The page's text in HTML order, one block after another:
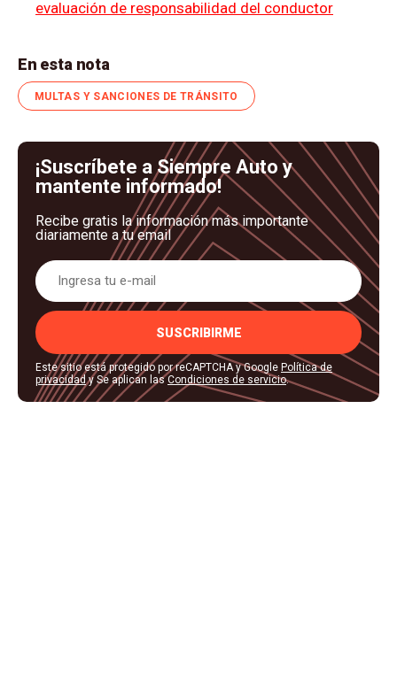
evaluación de responsabilidad del conductor
En esta nota
MULTAS Y SANCIONES DE TRÁNSITO
¡Suscríbete a Siempre Auto y
mantente informado!
Recibe gratis la información más importante
diariamente a tu email
SUSCRIBIRME
Este sitio está protegido por reCAPTCHA y Google Política de
privacidady Se aplican lasCondiciones de servicio.